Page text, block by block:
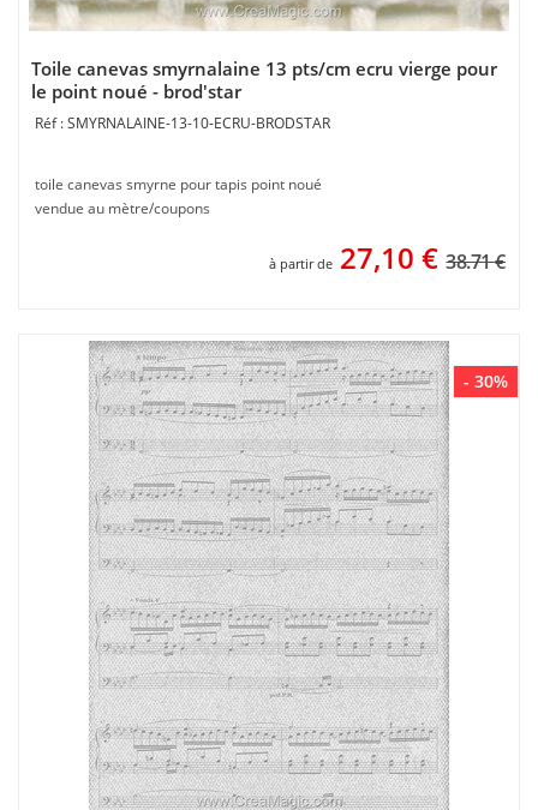
Toile canevas smyrnalaine 13 pts/cm ecru vierge pour
le point noué - brod'star
SMYRNALAINE-13-10-ECRU-BRODSTAR
toile canevas smyrne pour tapis point noué
vendue au mètre/coupons
à partir de 27,10 € 38.71 €
- 30%